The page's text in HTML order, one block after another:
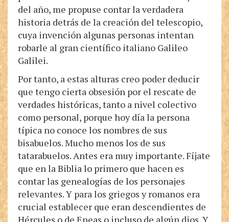
del año, me propuse contar la verdadera
historia detrás de la creación del telescopio,
cuya invención algunas personas intentan
robarle al gran científico italiano Galileo
Galilei.
Por tanto, a estas alturas creo poder deducir
que tengo cierta obsesión por el rescate de
verdades históricas, tanto a nivel colectivo
como personal, porque hoy día la persona
típica no conoce los nombres de sus
bisabuelos. Mucho menos los de sus
tatarabuelos. Antes era muy importante. Fíjate
que en la Biblia lo primero que hacen es
contar las genealogías de los personajes
relevantes. Y para los griegos y romanos era
crucial establecer que eran descendientes de
Hércules o de Eneas o incluso de algún dios. Y